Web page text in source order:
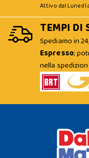
Attivo dal Lunedì
TEMPI DI
Spediamo in
Espresso;
nella